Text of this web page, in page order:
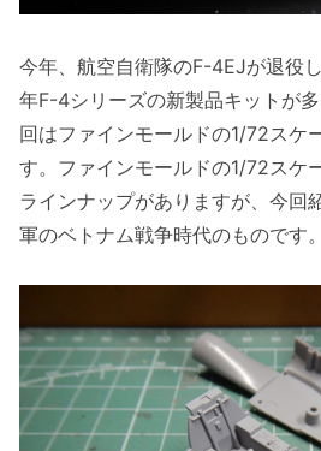
今年、航空自衛隊のF-4EJが退役
年F-4シリーズの新製品キットが
回はファインモールドの1/72スケ
す。ファインモールドの1/72スケ
ラインナップがありますが、今回
軍のベトナム戦争時代のものです。